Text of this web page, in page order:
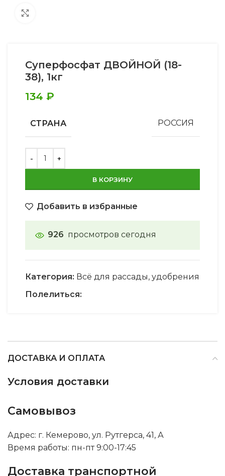
Суперфосфат ДВОЙНОЙ (18-
38), 1кг
134 ₽
СТРАНА РОССИЯ
В КОРЗИНУ
Добавить в избранные
926 просмотров сегодня
Категория: Всё для рассады, удобрения
Полелиться:
ДОСТАВКА И ОПЛАТА
Условия доставки
Самовывоз
Адрес: г. Кемерово, ул. Рутгерса, 41, А
Время работы: пн-пт 9:00-17:45
Доставка транспортной